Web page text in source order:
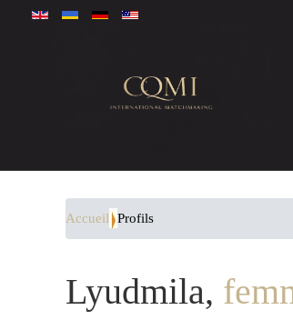
Accueil Profils
Lyudmila,